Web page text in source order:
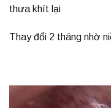
thưa khít lại
Thay đổi 2 tháng nhờ